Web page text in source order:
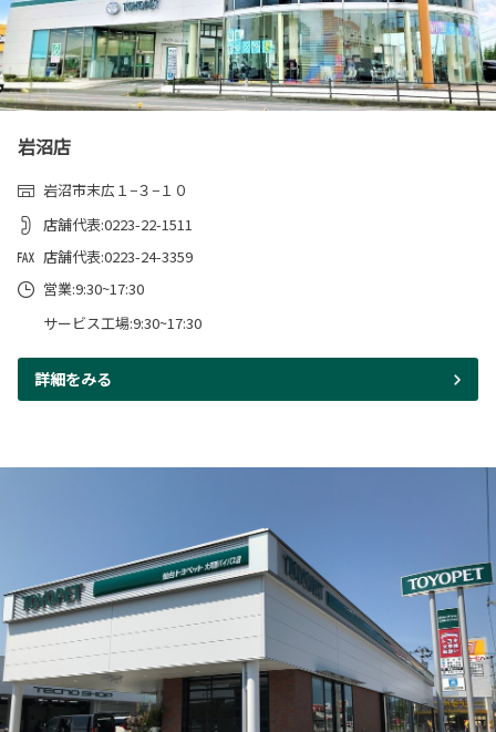
岩沼店
岩沼市末広１−３−１０
店舗代表:0223-22-1511
店舗代表:0223-24-3359
営業:9:30~17:30
サービス工場:9:30~17:30
詳細をみる